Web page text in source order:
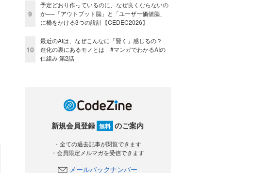
9
予定どおり作っているのに、なぜ良くならないの
か──「アウトプット脳」と「ユーザー価値脳」
に橋をかける3つの設計【CEDEC2026】
10
最近のAIは、なぜこんなに「賢く」感じるの？
進化の裏にあるモノとは #マンガでわかるAIの
仕組み 第2話
新規会員登録 無料 のご案内
・全ての過去記事が閲覧できます
・会員限定メルマガを受信できます
メールバックナンバー